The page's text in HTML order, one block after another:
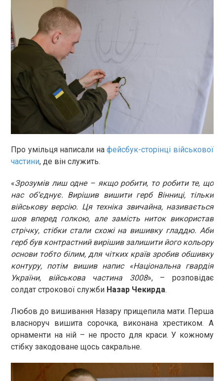
Про умільця написали нафейсбук-сторінці військової
частини, де він служить.
«Зрозумів лиш одне – якщо робити, то робити те, що
нас об’єднує. Вирішив вишити герб Вінниці, тільки
військову версію. Ця техніка звичайна, називається
шов вперед голкою, але замість ниток використав
стрічку, стібки стали схожі на вишивку гладдю. Аби
герб був контрастний вирішив залишити його кольору
основи тобто білим, для чітких країв зробив обшивку
контуру, потім вишив напис «Національна гвардія
України, військова частина 3008», – розповідає
солдат строкової служби Назар Чекирда.
Любов до вишивання Назару прищепила мати. Перша
власноруч вишита сорочка, виконана хрестиком. А
орнаменти на ній – не просто для краси. У кожному
стібку закодоване щось сакральне.